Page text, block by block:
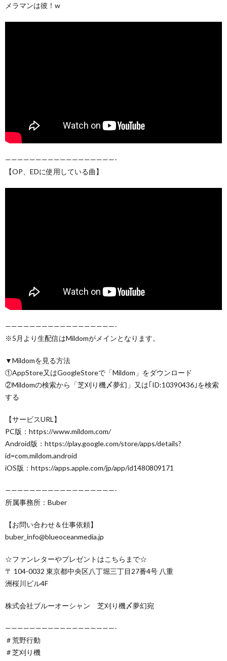
メラマンは彼！w
——————————————————-
【OP、EDに使用している曲】
——————————————————-
※5月より生配信はMildomがメインとなります。
▼Mildomを見る方法
①AppStore又はGoogleStoreで「Mildom」をダウンロード
②Mildomの検索から「芝刈り機〆夢幻」又は｢ID:10390436｣を検索
する
【サービスURL】
PC版：https://www.mildom.com/
Android版：https://play.google.com/store/apps/details?
id=com.mildom.android
iOS版：https://apps.apple.com/jp/app/id1480809171
——————————————————-
所属事務所：Buber
【お問い合わせ＆仕事依頼】
buber_info@blueoceanmedia.jp
☆ファンレターやプレゼントはこちらまで☆
〒 104-0032 東京都中央区八丁堀三丁目27番4号 八重
洲桜川ビル4F
株式会社ブルーオーシャン 芝刈り機〆夢幻宛
——————————————————-
＃荒野行動
＃芝刈り機